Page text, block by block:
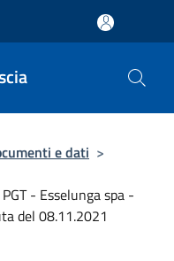
e dati >
- Esselunga spa -
del 08.11.2021